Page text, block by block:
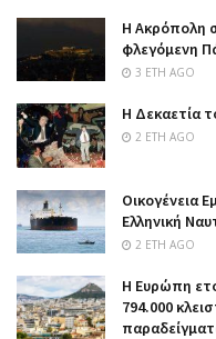
Η Ακρόπολη
φλεγόμενη
3 ΈΤΗ AGO
Η Δεκαετία
2 ΈΤΗ AGO
Οικογένεια
Ελληνική
2 ΈΤΗ AGO
Η Ευρώπη
794.000